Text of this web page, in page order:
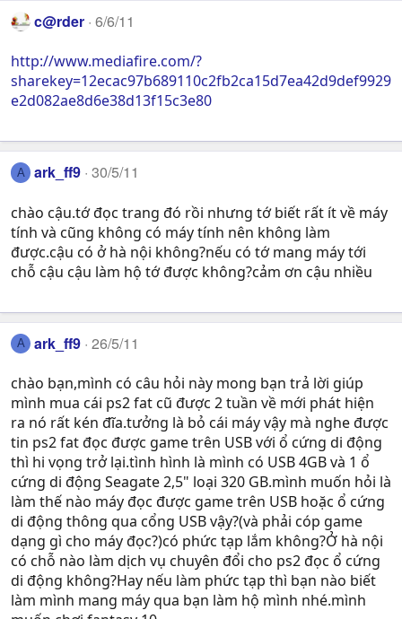
c@rder 6/6/11
http://www.mediafire.com/?
sharekey=12ecac97b689110c2fb2ca15d7ea42d9def9929
e2d082ae8d6e38d13f15c3e80
A ark_ff9 30/5/11
chào cậu.tớ đọc trang đó rồi nhưng tớ biết rất ít về máy
tính và cũng không có máy tính nên không làm
được.cậu có ở hà nội không?nếu có tớ mang máy tới
chỗ cậu cậu làm hộ tớ được không?cảm ơn cậu nhiều
A ark_ff9 26/5/11
chào bạn,mình có câu hỏi này mong bạn trả lời giúp
mình mua cái ps2 fat cũ được 2 tuần về mới phát hiện
ra nó rất kén đĩa.tưởng là bỏ cái máy vậy mà nghe được
tin ps2 fat đọc được game trên USB với ổ cứng di động
thì hi vọng trở lại.tình hình là mình có USB 4GB và 1 ổ
cứng di động Seagate 2,5" loại 320 GB.mình muốn hỏi là
làm thế nào máy đọc được game trên USB hoặc ổ cứng
di động thông qua cổng USB vậy?(và phải cóp game
dạng gì cho máy đọc?)có phức tạp lắm không?Ở hà nội
có chỗ nào làm dịch vụ chuyên đổi cho ps2 đọc ổ cứng
di động không?Hay nếu làm phức tạp thì bạn nào biết
làm mình mang máy qua bạn làm hộ mình nhé.mình